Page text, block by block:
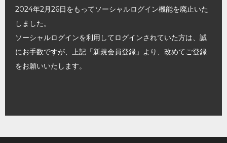
2024年2月26日をもってソーシャルログイン機能を廃止いた
しました。
ソーシャルログインを利用してログインされていた方は、誠
にお手数ですが、上記「新規会員登録」より、改めてご登録
をお願いいたします。